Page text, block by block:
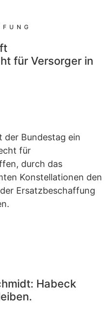
für Versorger in
der Bundestag ein
für
durch das
Konstellationen den
Ersatzbeschaffung
Habeck